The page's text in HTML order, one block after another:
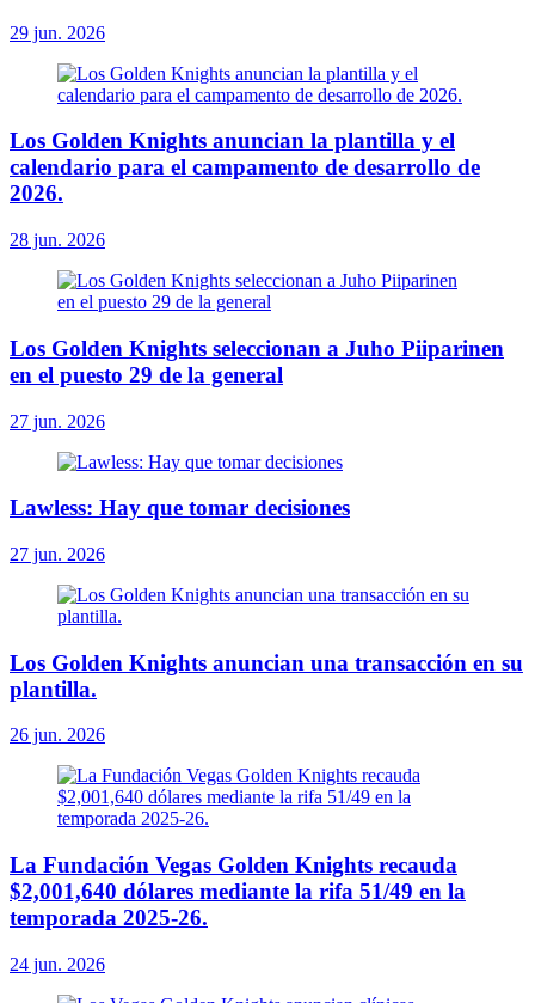
29 jun. 2026
Los Golden Knights anuncian la plantilla y el
calendario para el campamento de desarrollo de
2026.
28 jun. 2026
Los Golden Knights seleccionan a Juho Piiparinen
en el puesto 29 de la general
27 jun. 2026
Lawless: Hay que tomar decisiones
27 jun. 2026
Los Golden Knights anuncian una transacción en su
plantilla.
26 jun. 2026
La Fundación Vegas Golden Knights recauda
$2,001,640 dólares mediante la rifa 51/49 en la
temporada 2025-26.
24 jun. 2026